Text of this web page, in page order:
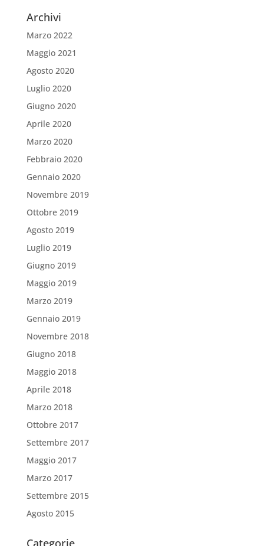
Archivi
Marzo 2022
Maggio 2021
Agosto 2020
Luglio 2020
Giugno 2020
Aprile 2020
Marzo 2020
Febbraio 2020
Gennaio 2020
Novembre 2019
Ottobre 2019
Agosto 2019
Luglio 2019
Giugno 2019
Maggio 2019
Marzo 2019
Gennaio 2019
Novembre 2018
Giugno 2018
Maggio 2018
Aprile 2018
Marzo 2018
Ottobre 2017
Settembre 2017
Maggio 2017
Marzo 2017
Settembre 2015
Agosto 2015
Categorie